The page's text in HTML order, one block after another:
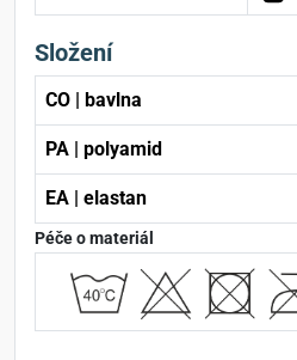
Složení
CO | bavlna
PA | polyamid
EA | elastan
Péče o materiál